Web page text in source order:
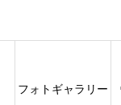
フォトギャラリー